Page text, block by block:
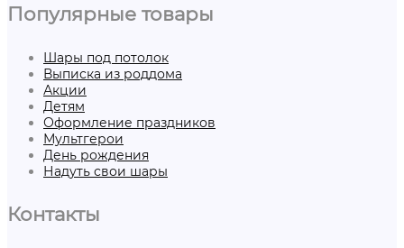
Популярные товары
Шары под потолок
Выписка из роддома
Акции
Детям
Оформление праздников
Мультгерои
День рождения
Надуть свои шары
Контакты